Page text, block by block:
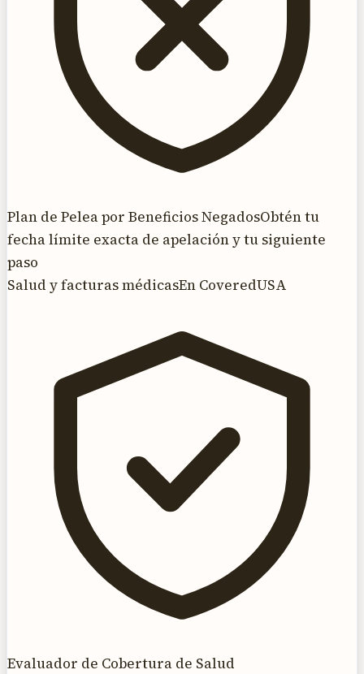
Plan de Pelea por Beneficios NegadosObtén tu
fecha límite exacta de apelación y tu siguiente
paso
Salud y facturas médicasEn CoveredUSA
Evaluador de Cobertura de Salud